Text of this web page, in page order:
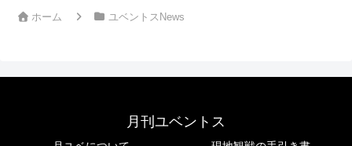
ホーム ユベントスNews
月刊ユベントス